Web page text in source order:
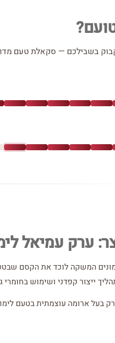
בשבילכם — סקאלת טעם
ערק עמיאל
המשקה לוכד את הקסם
ייצור קפדני ושימוש בחומרי
בעל ארומה עוצמתית בטעם